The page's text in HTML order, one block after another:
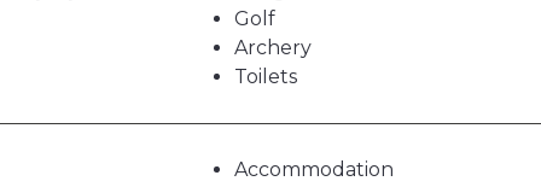
Golf
Archery
Toilets
Accommodation